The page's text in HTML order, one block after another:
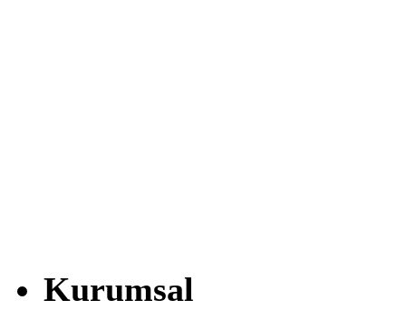
Kurumsal